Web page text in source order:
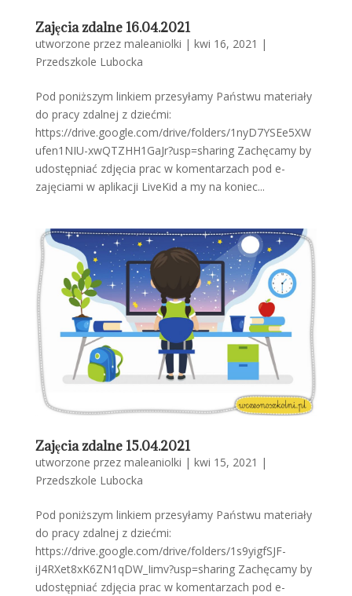
Zajęcia zdalne 16.04.2021
utworzone przez maleaniolki | kwi 16, 2021 |
Przedszkole Lubocka
Pod poniższym linkiem przesyłamy Państwu materiały
do pracy zdalnej z dziećmi:
https://drive.google.com/drive/folders/1nyD7YSEe5XW
ufen1NIU-xwQTZHH1GaJr?usp=sharing Zachęcamy by
udostępniać zdjęcia prac w komentarzach pod e-
zajęciami w aplikacji LiveKid a my na koniec...
Zajęcia zdalne 15.04.2021
utworzone przez maleaniolki | kwi 15, 2021 |
Przedszkole Lubocka
Pod poniższym linkiem przesyłamy Państwu materiały
do pracy zdalnej z dziećmi:
https://drive.google.com/drive/folders/1s9yigfSJF-
iJ4RXet8xK6ZN1qDW_Iimv?usp=sharing Zachęcamy by
udostępniać zdjęcia prac w komentarzach pod e-